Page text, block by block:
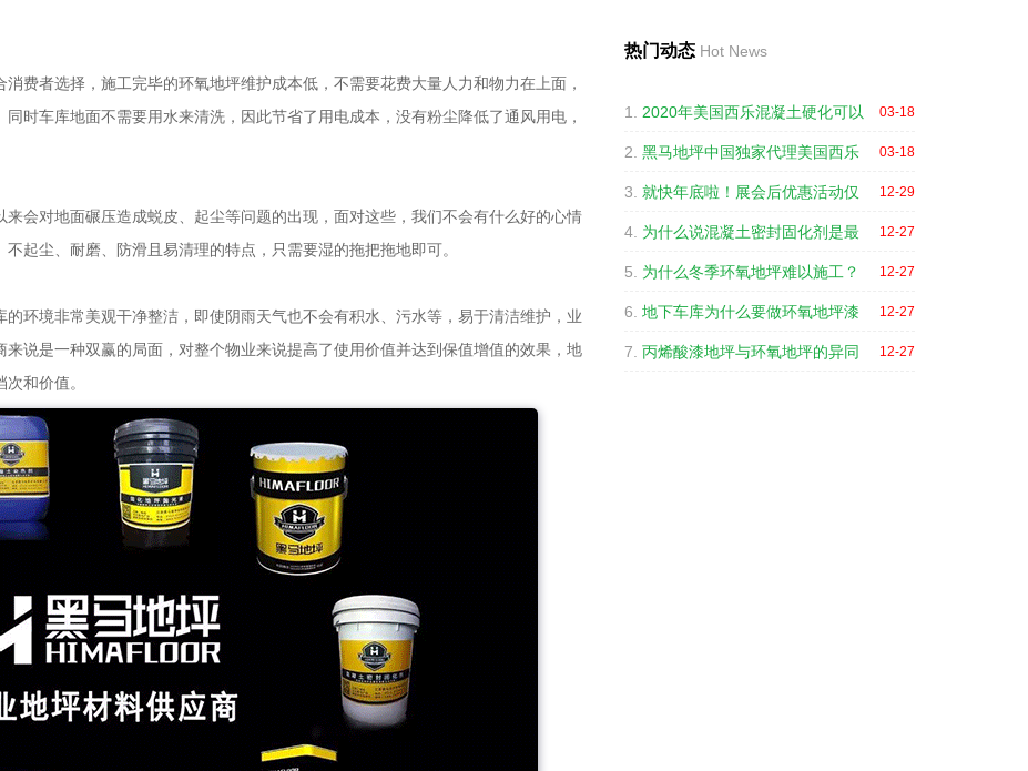
者选择，施工完毕的环氧地坪维护成本低，不需要花费大量人力和物力在上面，
时车库地面不需要用水来清洗，因此节省了用电成本，没有粉尘降低了通风用电，
对地面碾压造成蜕皮、起尘等问题的出现，面对这些，我们不会有什么好的心情
起尘、耐磨、防滑且易清理的特点，只需要湿的拖把拖地即可。
环境非常美观干净整洁，即使阴雨天气也不会有积水、污水等，易于清洁维护，业
说是一种双赢的局面，对整个物业来说提高了使用价值并达到保值增值的效果，地
和价值。
热门动态 Hot News
1. 2020年美国西乐混凝土硬化可以 03-18
2. 黑马地坪中国独家代理美国西乐 03-18
3. 就快年底啦！展会后优惠活动仅 12-29
4. 为什么说混凝土密封固化剂是最 12-27
5. 为什么冬季环氧地坪难以施工？ 12-27
6. 地下车库为什么要做环氧地坪漆 12-27
7. 丙烯酸漆地坪与环氧地坪的异同 12-27